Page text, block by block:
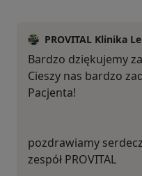
PROVITAL Klinika
Bardzo dziękujemy
Cieszy nas bardzo
Pacjenta!
pozdrawiamy
zespół PROVITAL